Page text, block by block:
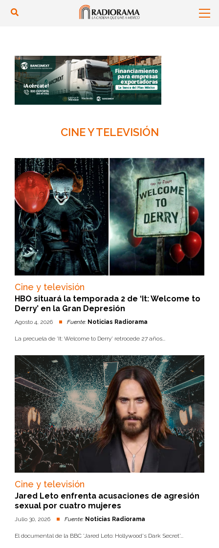
CINE Y TELEVISIÓN
Cine y televisión
HBO situará la temporada 2 de ‘It: Welcome to
Derry’ en la Gran Depresión
Agosto 4, 2026 Fuente: Noticias Radiorama
La precuela de 'It: Welcome to Derry' retrocede 27 años...
Cine y televisión
Jared Leto enfrenta acusaciones de agresión
sexual por cuatro mujeres
Julio 30, 2026 Fuente: Noticias Radiorama
El documental de la BBC 'Jared Leto: Hollywood's Dark Secret'...